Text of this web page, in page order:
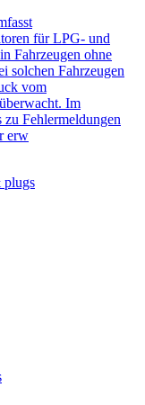
für LPG- und
Fahrzeugen ohne
solchen Fahrzeugen
vom
Im
zu Fehlermeldungen
erw
plugs